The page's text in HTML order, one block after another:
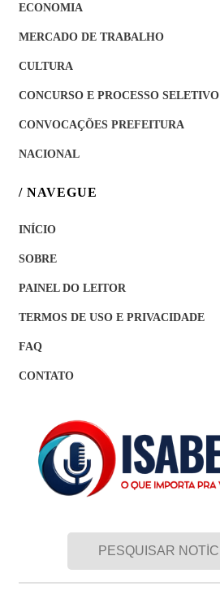
ECONOMIA
MERCADO DE TRABALHO
CULTURA
CONCURSO E PROCESSO SELETIVO
CONVOCAÇÕES PREFEITURA
NACIONAL
/ NAVEGUE
INÍCIO
SOBRE
PAINEL DO LEITOR
TERMOS DE USO E PRIVACIDADE
FAQ
CONTATO